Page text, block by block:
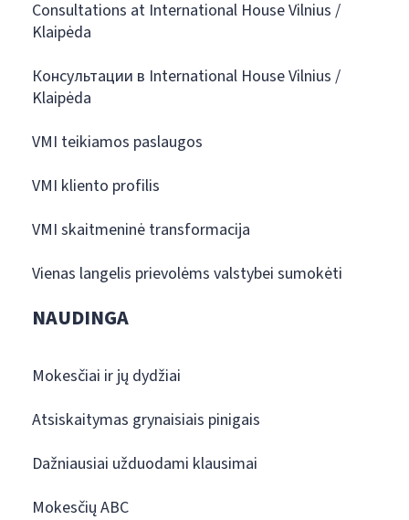
Consultations at International House Vilnius /
Klaipėda
Консультации в International House Vilnius /
Klaipėda
VMI teikiamos paslaugos
VMI kliento profilis
VMI skaitmeninė transformacija
Vienas langelis prievolėms valstybei sumokėti
NAUDINGA
Mokesčiai ir jų dydžiai
Atsiskaitymas grynaisiais pinigais
Dažniausiai užduodami klausimai
Mokesčių ABC